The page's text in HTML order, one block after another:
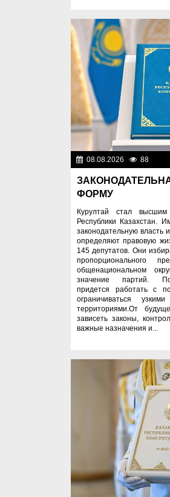
08.08.2026 88
ФОРМУ
Курултай стал высшим
Республики Казахстан.
законодательную власть
определяют правовую
145 депутатов. Они
пропорционального
общенациональном
значение партий.
придется работать с
ограничиваться
территориями.От
зависеть законы,
важные назначения и...